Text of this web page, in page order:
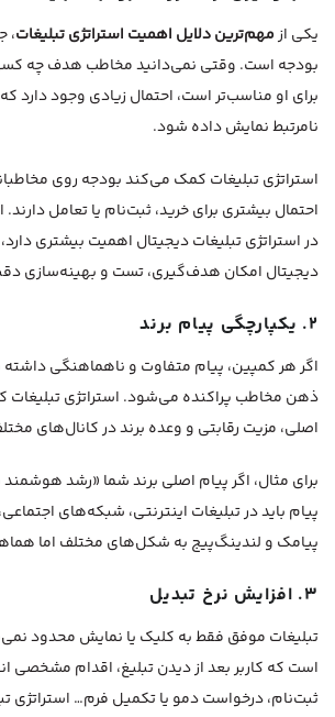
یکی ازمهم‌ترین دلایل اهمیت استراتژی تبلیغات،
بودجه است. وقتی نمی‌دانید مخاطب هدف چه
برای او مناسب‌تر است، احتمال زیادی وجود دارد که
نامرتبط نمایش داده شود.
استراتژی تبلیغات کمک می‌کند بودجه روی
احتمال بیشتری برای خرید، ثبت‌نام یا تعامل
در استراتژی تبلیغات دیجیتال اهمیت بیشتری
دیجیتال امکان هدف‌گیری، تست و بهینه‌سازی
۲. یکپارچگی پیام برند
اگر هر کمپین، پیام متفاوت و ناهماهنگی داشته
ذهن مخاطب پراکنده می‌شود. استراتژی تبلیغات
اصلی، مزیت رقابتی و وعده برند در کانال‌های
برای مثال، اگر پیام اصلی برند شما «رشد
پیام باید در تبلیغات اینترنتی، شبکه‌های اجتماعی،
پیامک و لندینگ‌پیج به شکل‌های مختلف اما
۳. افزایش نرخ تبدیل
تبلیغات موفق فقط به کلیک یا نمایش محدود
است که کاربر بعد از دیدن تبلیغ، اقدام مشخصی
ثبت‌نام، درخواست دمو یا تکمیل فرم… استراتژی